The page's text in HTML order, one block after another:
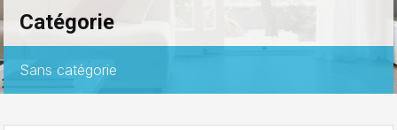
Catégorie
Sans catégorie